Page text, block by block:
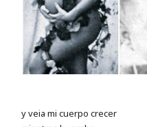
y veia mi cuerpo crecer